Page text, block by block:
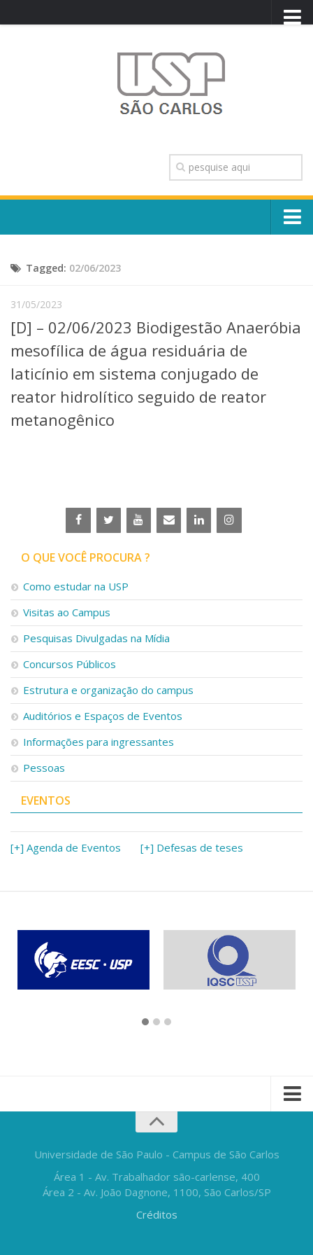
TRANSPARÊNCIA
OUVIDORIA
CONTATO
Escola, Institutos e Órgãos
Núcleos e Comissões
Telefones e Mapas
Pessoas
Graduação
Pós-Graduação
Educação a distância
Cursos de Extensão
Iniciação Científica
Transferência de Tecnologia
Extensão à Comunidade
Projetos, Programas e Cursos
Artes, Cultura e Esportes
Museus e Espaços Interativos
Serviços
Bibliotecas
Apoio ao Estudante
Segurança, Trânsito e Prevenção
RH, Administrativo e Financeiro
Outros serviços
Comunicação
Assessorias e Mídias
Aplicativos e Sites
Jornal da USP
Agenda de Eventos
Defesa de Teses
Tagged: 02/06/2023
31/05/2023
[D] – 02/06/2023 Biodigestão Anaeróbia
mesofílica de água residuária de
laticínio em sistema conjugado de
reator hidrolítico seguido de reator
metanogênico
O QUE VOCÊ PROCURA ?
Como estudar na USP
Visitas ao Campus
Pesquisas Divulgadas na Mídia
Concursos Públicos
Estrutura e organização do campus
Auditórios e Espaços de Eventos
Informações para ingressantes
Pessoas
EVENTOS
[+] Agenda de Eventos [+] Defesas de teses
Universidade de São Paulo - Campus de São Carlos
Área 1 - Av. Trabalhador são-carlense, 400
Área 2 - Av. João Dagnone, 1100, São Carlos/SP
Créditos